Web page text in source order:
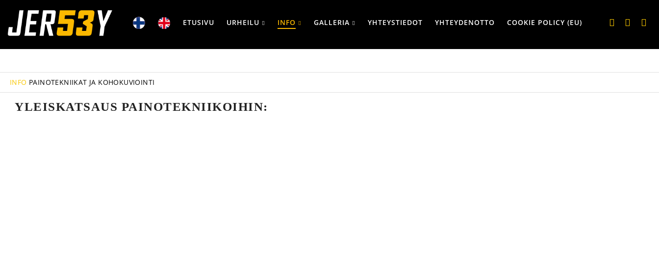
ETUSIVU URHEILU INFO GALLERIA YHTEYSTIEDOT YHTEYDENOTTO COOKIE POLICY (EU)
INFO PAINOTEKNIIKAT JA KOHOKUVIOINTI
YLEISKATSAUS PAINOTEKNIIKOIHIN: